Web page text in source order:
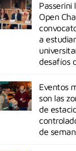
Passerini
Open
a
desafíos
Eventos
son las
de
de